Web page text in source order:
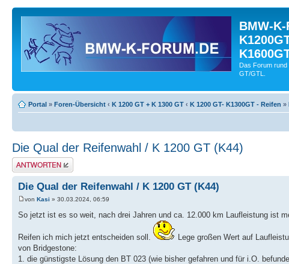
BMW-
Das Forum rund
GT/GTL.
Portal » Foren-Übersicht ‹ K 1200 GT + K 1300 GT ‹ K 1200 GT- K1300GT - Reifen »
Die Qual der Reifenwahl / K 1200 GT (K44)
Antwort schreiben
Die Qual der Reifenwahl / K 1200 GT (K44)
von Kasi » 30.03.2024, 06:59
So jetzt ist es so weit, nach drei Jahren und ca. 12.000 km Laufleistung ist
Reifen ich mich jetzt entscheiden soll.
Lege großen Wert auf
von Bridgestone:
1. die günstigste Lösung den BT 023 (wie bisher gefahren und für i.O.